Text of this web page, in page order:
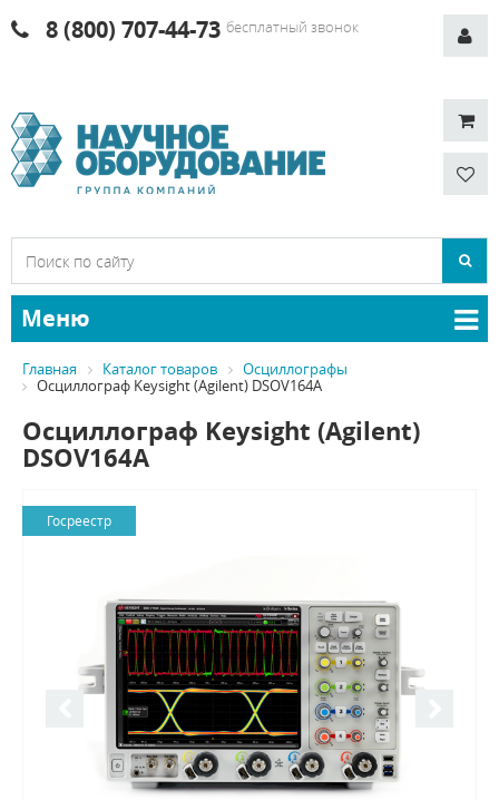
8 (800) 707-44-73 бесплатный звонок
Меню
Главная Каталог товаров
Осциллографы
Осциллограф Keysight (Agilent) DSOV164A
Осциллограф Keysight (Agilent)
DSOV164A
Госреестр